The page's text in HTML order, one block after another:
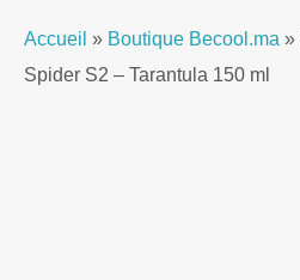
Accueil » Boutique Becool.ma »
Spider S2 – Tarantula 150 ml